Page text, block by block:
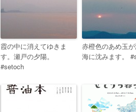
霞の中に消えてゆきま
す。瀬戸の夕陽。
#setoch
赤橙色のあめ玉
海に沈みます。